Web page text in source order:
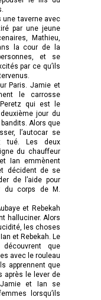
une taverne avec
par une jeune
Mathieu,
la cour de la
et se
par ce qu’ils
Paris. Jamie et
le carrosse
qui est le
jour du
Alors que
l’autocar se
tué. Les deux
du chauffeur
Ian emmènent
décident de se
de l’aide pour
du corps de M.
et Rebekah
halluciner. Alors
les choses
et Rebekah. Le
que
avec le rouleau
apprennent que
après le lever de
et Ian se
lorsqu’ils